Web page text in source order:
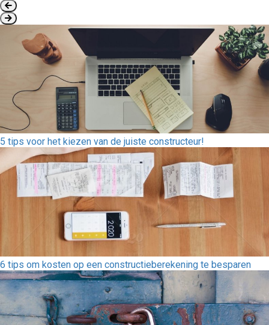
5 tips voor het kiezen van de juiste constructeur!
6 tips om kosten op een constructieberekening te besparen